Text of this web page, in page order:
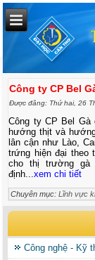
Công ty CP Bel
Được đăng: Thứ hai, 26
Công ty CP Bel Gà
hướng thịt và
lân cận như Lào,
trứng hiện đại theo
cho thị trường gà
định...xem chi tiết
Chuyên mục:Lĩnh vực
Công nghệ - Kỹ